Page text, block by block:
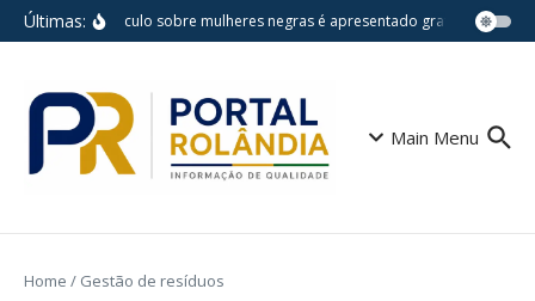
Ir para o conteúdo
Últimas:Espetáculo sobre mulheres negras é apresentado gratuitamente
Main Menu
Home / Gestão de resíduos